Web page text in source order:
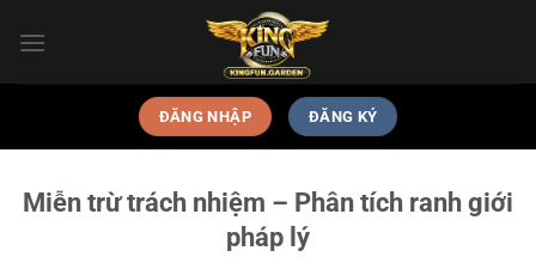
ĐĂNG NHẬP ĐĂNG KÝ
Miễn trừ trách nhiệm – Phân tích ranh giới
pháp lý